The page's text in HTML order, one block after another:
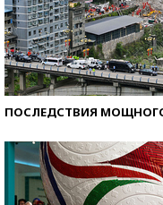
ПОСЛЕДСТВИЯ